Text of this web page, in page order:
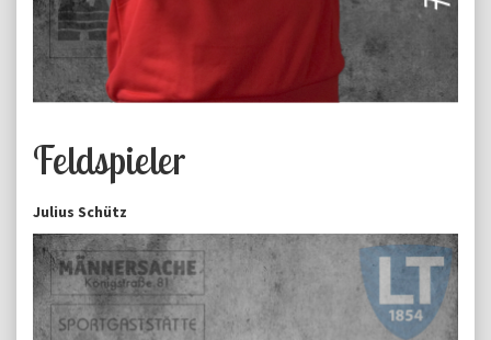
Feldspieler
Julius Schütz